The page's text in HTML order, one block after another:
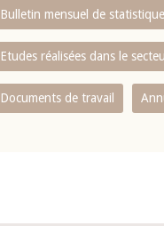
Bulletin mensuel de
Etudes réalisées dans le
Documents de travail